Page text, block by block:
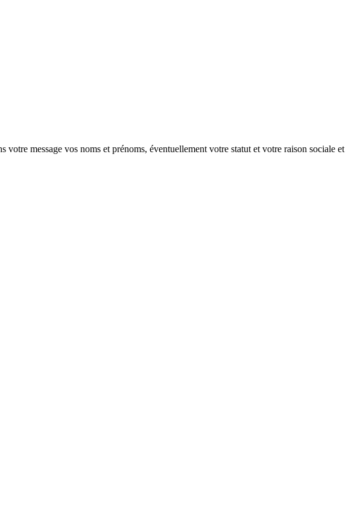
votre message vos noms et prénoms, éventuellement votre statut et votre raison sociale et